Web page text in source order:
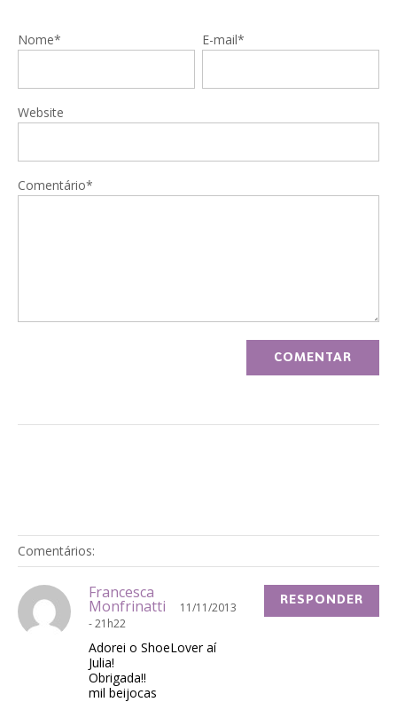
Nome* E-mail*
Website
Comentário*
Comentários:
Francesca
Monfrinatti
11/11/2013
- 21h22
Adorei o ShoeLover aí
Julia!
Obrigada!!
mil beijocas
RESPONDER